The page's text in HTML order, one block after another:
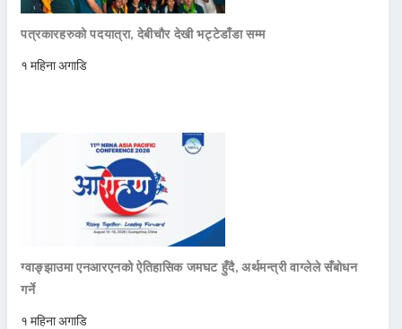
पत्रकारहरुको पदयात्रा, देबीचौर देखी भट्टेडाँडा सम्म
१ महिना अगाडि
ग्वाङ्झाउमा एनआरएनको ऐतिहासिक जमघट हुँदै, अर्थमन्त्री वाग्लेले सँबोधन
गर्ने
१ महिना अगाडि